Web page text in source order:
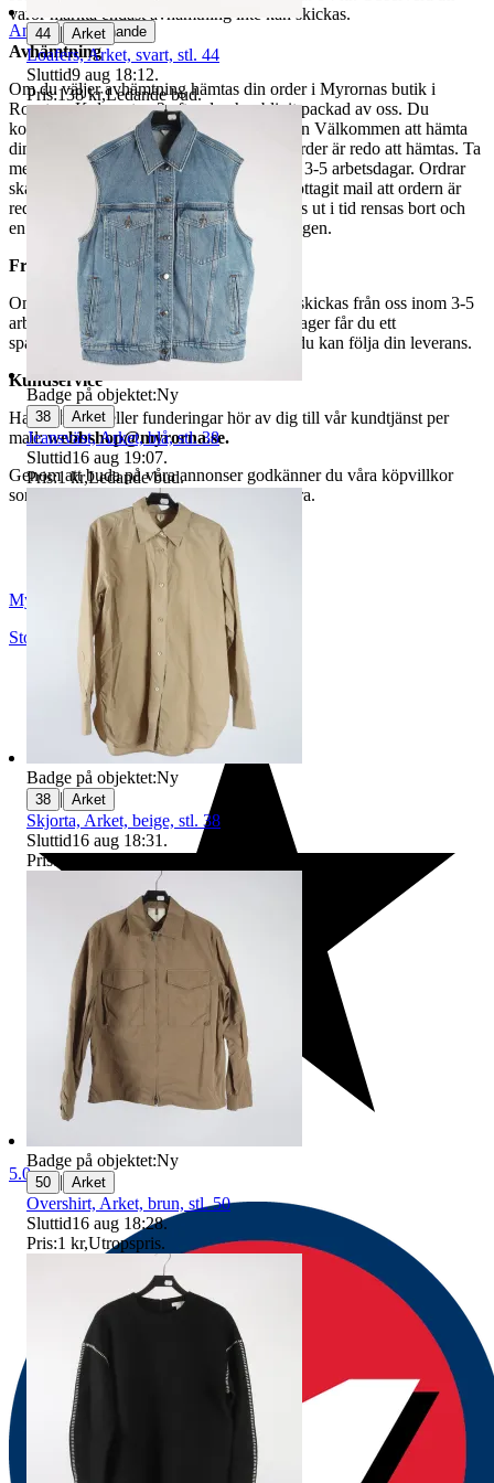
varor märkta endast avhämtning inte kan skickas.
Avhämtning
Om du väljer avhämtning hämtas din order i Myrornas butik i
Ropsten, Kolargatan 2 efter den har blivit packad av oss. Du
kommer att få ett separat mail med rubriken Välkommen att hämta
din order på Myrorna i Ropsten! när din order är redo att hämtas. Ta
med legitimation. Hanteringstiden är cirka 3-5 arbetsdagar. Ordrar
ska hämtas senast 7 dagar efter att man mottagit mail att ordern är
redo för avhämtning. Ordrar som ej hämtas ut i tid rensas bort och
en avgift på 84 kr dras av från återbetalningen.
Frakt
Om du har valt frakt kommer din vara att skickas från oss inom 3-5
arbetsdagar. När din vara har lämnat vårt lager får du ett
spårningsnummer av DSV inom kort där du kan följa din leverans.
Kundservice
Har du frågor eller funderingar hör av dig till vår kundtjänst per
mail:webbshop@myrorna.se.
Genom att buda på våra annonser godkänner du våra köpvillkor
som du hittar på vår infosida här på Tradera.
Anmäl Sälj liknande
Myrorna
Stockholm
Sverige
5.0
44 | Arket
Loafers, Arket, svart, stl. 44
Sluttid9 aug 18:12.
Pris:138 kr,Ledande bud.
Badge på objektet:Ny
38 | Arket
Jeansväst, Arket, blå, stl. 38
Sluttid16 aug 19:07.
Pris:1 kr,Ledande bud.
Badge på objektet:Ny
38 | Arket
Skjorta, Arket, beige, stl. 38
Sluttid16 aug 18:31 .
Pris:
Badge på objektet:Ny
50 | Arket
Overshirt, Arket, brun, stl. 50
Sluttid16 aug 18:28.
Pris:1 kr,Utropspris.